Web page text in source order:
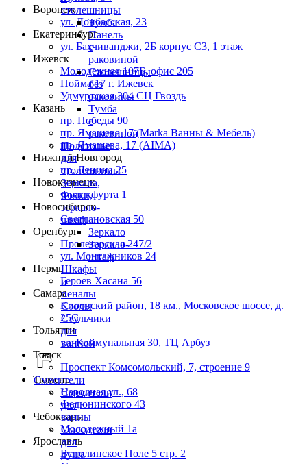
столешницы
Тумба
Панель
с
раковиной
Столешницы
без
раковины
Тумба
с
раковиной
Подстолье
для
столешницы
Зеркала,
полки,
зеркало-
шкаф
Зеркало
Зеркало-
шкаф
Шкафы
и
пеналы
Столы
Стульчики
для
ванной
Смесители
Смесители
для
ванны
Смесители
для
душа
Воронеж
ул. Донбасская, 23
Екатеринбург
ул. Бахчиванджи, 2Б корпус С3, 1 этаж
Ижевск
Молодежная 107Б, офис 205
Пойма 17 г. Ижевск
Удмуртская 304 СЦ Гвоздь
Казань
пр. Победы 90
пр. Ямашева 17 (Marka Ванны & Мебель)
пр. Ямашева, 17 (AIMA)
Нижний Новгород
пр. Ленина 25
Новокузнецк
Франкфурта 1
Новосибирск
Светлановская 50
Оренбург
Пролетарская 247/2
ул. Монтажников 24
Пермь
Героев Хасана 56
Самара
Кировский район, 18 км., Московское шоссе, д.
25С
Тольятти
ул. Коммунальная 30, ТЦ Арбуз
Томск
Проспект Комсомольский, 7, строение 9
Тюмень
Народная ул., 68
Федюнинского 43
Чебоксары
Молодежный 1а
Ярославль
Всполинское Поле 5 стр. 2